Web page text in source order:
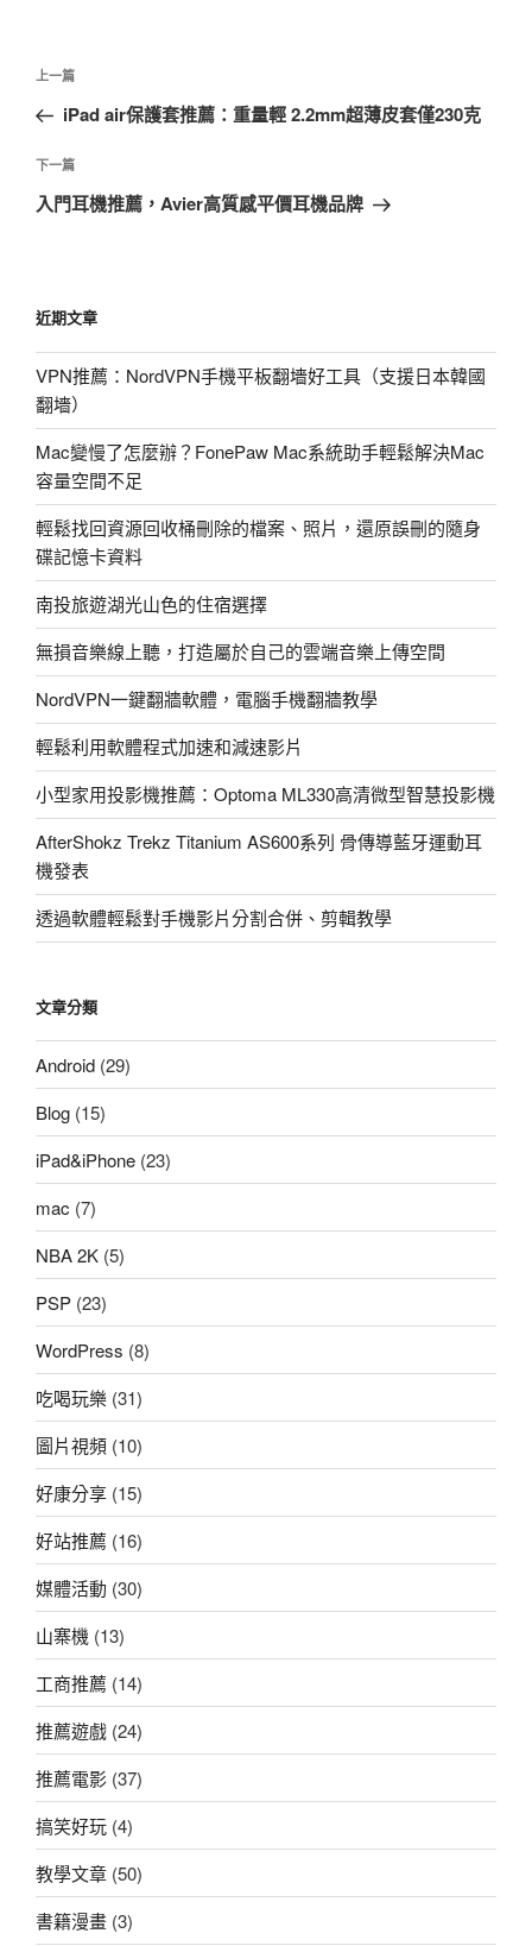
文
導
覽
上
一
文
章
上一篇
iPad air保護套推薦：重量輕 2.2mm超薄皮套僅230克
下
一
下一篇
入門耳機推薦，Avier高質感平價耳機品牌
近期文章
VPN推薦：NordVPN手機平板翻墻好工具（支援日本韓國
翻墻）
Mac變慢了怎麼辦？FonePaw Mac系統助手輕鬆解決Mac
容量空間不足
輕鬆找回資源回收桶刪除的檔案、照片，還原誤刪的隨身
碟記憶卡資料
南投旅遊湖光山色的住宿選擇
無損音樂線上聽，打造屬於自己的雲端音樂上傳空間
NordVPN一鍵翻牆軟體，電腦手機翻牆教學
輕鬆利用軟體程式加速和減速影片
小型家用投影機推薦：Optoma ML330高清微型智慧投影機
AfterShokz Trekz Titanium AS600系列 骨傳導藍牙運動耳
機發表
透過軟體輕鬆對手機影片分割合併、剪輯教學
文章分類
Android (29)
Blog (15)
iPad&iPhone (23)
mac (7)
NBA 2K (5)
PSP (23)
WordPress (8)
吃喝玩樂 (31)
圖片視頻 (10)
好康分享 (15)
好站推薦 (16)
媒體活動 (30)
山寨機 (13)
工商推薦 (14)
推薦遊戲 (24)
推薦電影 (37)
搞笑好玩 (4)
教學文章 (50)
書籍漫畫 (3)